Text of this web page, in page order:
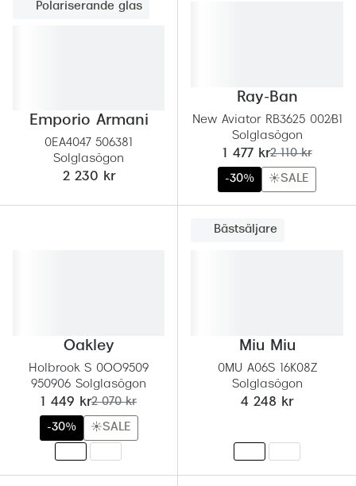
Polariserande glas
Emporio Armani
0EA4047 506381
Solglasögon
2 230 kr
Ray-Ban
New Aviator RB3625 002/B1
Solglasögon
nu:
1 477 krtidigare pris:
2 110 kr
-30% ☀️SALE
Oakley
Holbrook S 0OO9509
950906 Solglasögon
nu:
1 449 krtidigare pris:
2 070 kr
-30% ☀️SALE
Bästsäljare
Miu Miu
0MU A06S 16K08Z
Solglasögon
4 248 kr